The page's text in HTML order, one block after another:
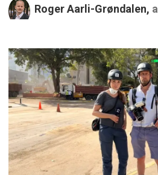
Roger Aarli-Grøndalen,